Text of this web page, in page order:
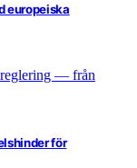
europeiska
för